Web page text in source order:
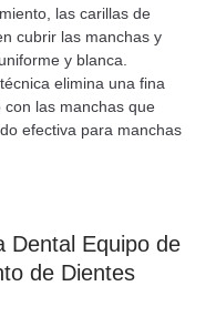
las carillas de
cubrir las manchas y
y blanca.
elimina una fina
las manchas que
efectiva para manchas
Dental Equipo de
de Dientes